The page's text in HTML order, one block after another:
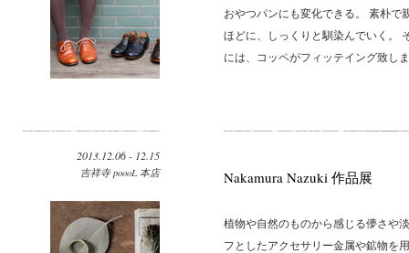
おやつパンにも変化できる。 素朴で
ほどに、しっくりと馴染んでいく。
には、コッペがフィッテイング致し
2013.12.06 - 12.15
吉祥寺 poooL 本店 Nakamura Nazuki 作品展
植物や自然のものから感じる儚さや
フとしたアクセサリー金属や鉱物を